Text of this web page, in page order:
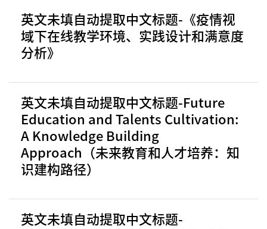
英文未填自动提取中文标题-《疫情视
域下在线教学环境、实践设计和满意度
分析》
英文未填自动提取中文标题-Future
Education and Talents Cultivation:
A Knowledge Building
Approach（未来教育和人才培养：知
识建构路径）
英文未填自动提取中文标题-